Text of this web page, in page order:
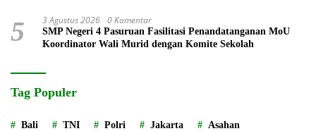
5 3 Agustus 2026 0 Komentar
SMP Negeri 4 Pasuruan Fasilitasi Penandatanganan MoU
Koordinator Wali Murid dengan Komite Sekolah
Tag Populer
Bali TNI Polri Jakarta Asahan